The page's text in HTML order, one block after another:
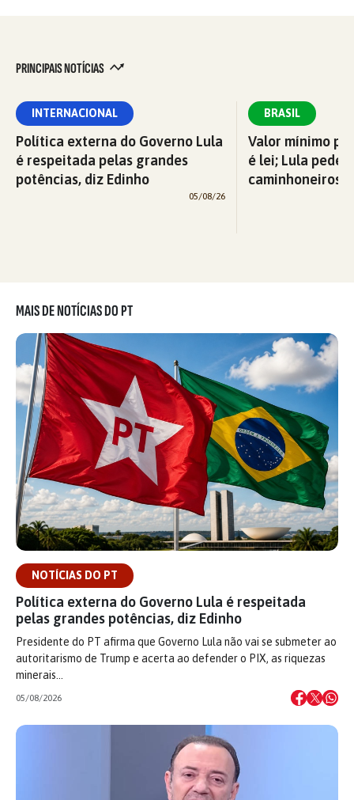
PRINCIPAIS NOTÍCIAS
INTERNACIONAL
Política externa do Governo Lula
é respeitada pelas grandes
potências, diz Edinho
05/08/26
BRASIL
Valor mínimo
é lei; Lula pede
caminhoneiros
MAIS DE NOTÍCIAS DO PT
NOTÍCIAS DO PT
Política externa do Governo Lula é respeitada
pelas grandes potências, diz Edinho
Presidente do PT afirma que Governo Lula não vai se submeter ao
autoritarismo de Trump e acerta ao defender o PIX, as riquezas
minerais…
05/08/2026